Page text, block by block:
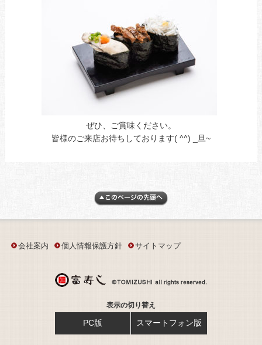
ぜひ、ご賞味ください。
皆様のご来店お待ちしております( ^^) _旦~
会社案内 個人情報保護方針 サイトマップ
表示の切り替え
PC版 スマートフォン版